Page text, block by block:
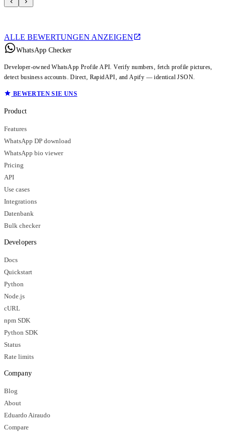
ALLE BEWERTUNGEN ANZEIGEN
WhatsApp Checker
Developer-owned WhatsApp Profile API. Verify numbers, fetch profile pictures,
detect business accounts. Direct, RapidAPI, and Apify — identical JSON.
BEWERTEN SIE UNS
Product
Features
WhatsApp DP download
WhatsApp bio viewer
Pricing
API
Use cases
Integrations
Datenbank
Bulk checker
Developers
Docs
Quickstart
Python
Node.js
cURL
npm SDK
Python SDK
Status
Rate limits
Company
Blog
About
Eduardo Airaudo
Compare